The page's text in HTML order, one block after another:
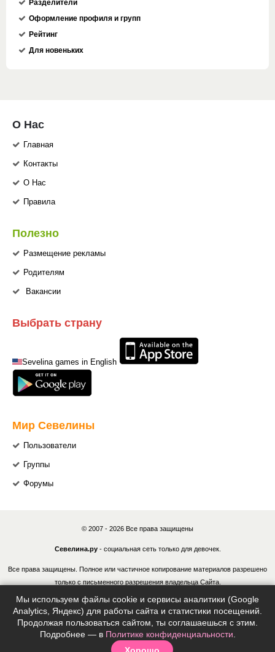
Разделители
Оформление профиля и групп
Рейтинг
Для новеньких
О Нас
Главная
Контакты
О Нас
Правила
Полезно
Размещение рекламы
Родителям
Вакансии
Выбрать страну
Sevelina games in English
Мир Севелины
Пользователи
Группы
Форумы
© 2007 - 2026 Все права защищены
Севелина.ру- социальная сеть только для девочек.
Все права защищены. Полное или частичное копирование материалов разрешено
только с письменного разрешения владельца Сайта.
В случае обнаружения нарушений, виновные лица могут быть привлечены к
ответственности в соответствии с действующим законодательством Российской
Федерации.
Согласие на обработку ПДн
Мы используем файлы cookie и сервисы аналитики (Google
Analytics, Яндекс) для работы сайта и статистики посещений.
Продолжая пользоваться сайтом, ты соглашаешься с этим.
Подробнее — в Политике конфиденциальности
Хорошо